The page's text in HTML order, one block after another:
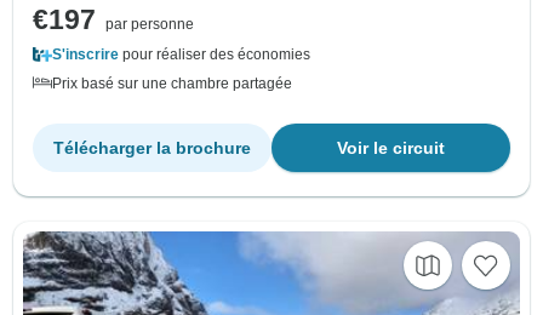
€197
par personne
S'inscrire pour réaliser des économies
Prix basé sur une chambre partagée
Voir le circuit
Télécharger la brochure